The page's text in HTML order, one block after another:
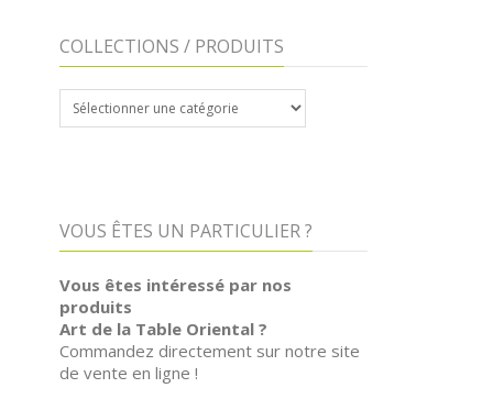
COLLECTIONS / PRODUITS
COLLECTIONS
VOUS ÊTES UN PARTICULIER ?
Vous êtes intéressé par nos
produits
Art de la Table Oriental ?
Commandez directement sur notre site
de vente en ligne !